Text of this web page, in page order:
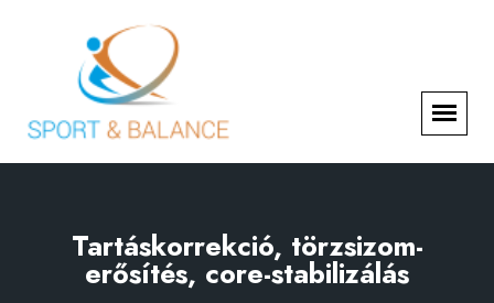
Tartáskorrekció, törzsizom-
erősítés, core-stabilizálás